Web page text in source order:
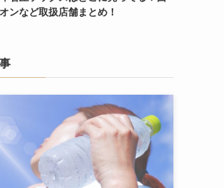
ンなど取扱店舗まとめ！